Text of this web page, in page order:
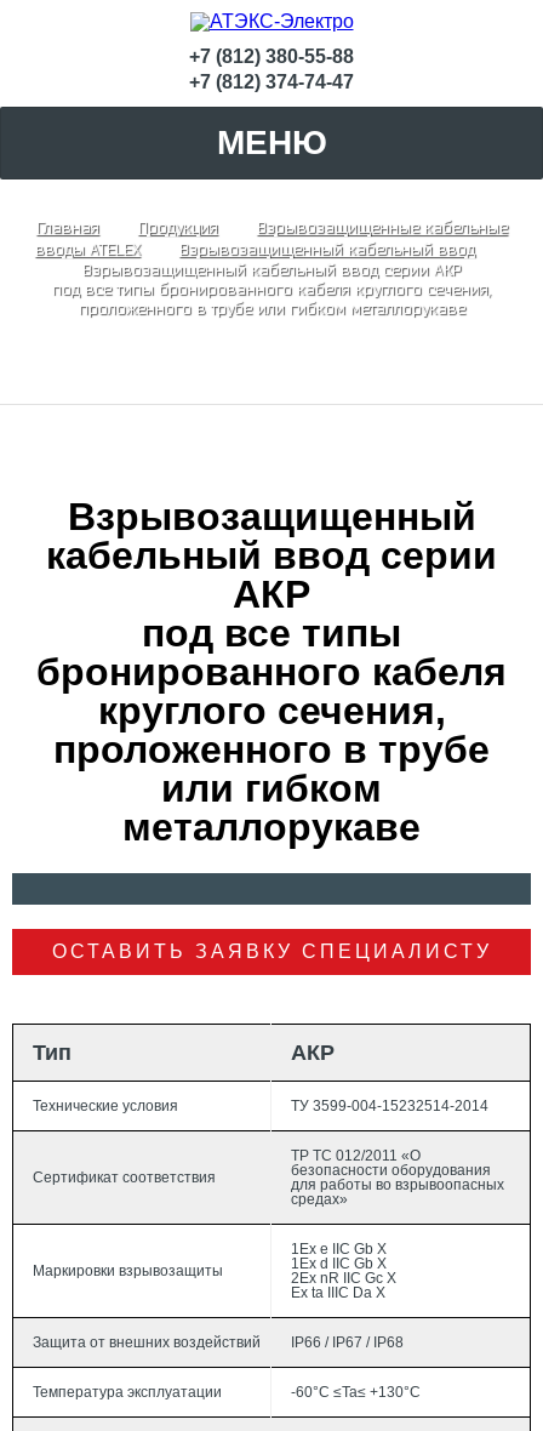
+7 (812) 380-55-88
+7 (812) 374-74-47
МЕНЮ
Главная Продукция
Взрывозащищенные кабельные
вводы ATELEX
Взрывозащищенный кабельный ввод
Взрывозащищенный кабельный ввод серии АКР
под все типы бронированного кабеля круглого сечения,
проложенного в трубе или гибком металлорукаве
Взрывозащищенный
кабельный ввод серии
АКР
под все типы
бронированного кабеля
круглого сечения,
проложенного в трубе
или гибком
металлорукаве
ОСТАВИТЬ ЗАЯВКУ СПЕЦИАЛИСТУ
Тип АКP
Технические условия ТУ 3599-004-15232514-2014
Сертификат соответствия
ТР ТС 012/2011 «О
безопасности оборудования
для работы во взрывоопасных
средах»
Маркировки взрывозащиты
1Ex e IIС Gb Х
1Ex d IIC Gb Х
2Ex nR IIC Gc Х
Ex ta IIIC Da Х
Защита от внешних воздействий IP66 / IP67 / IP68
Температура эксплуатации -60°С ≤Ta≤ +130°С